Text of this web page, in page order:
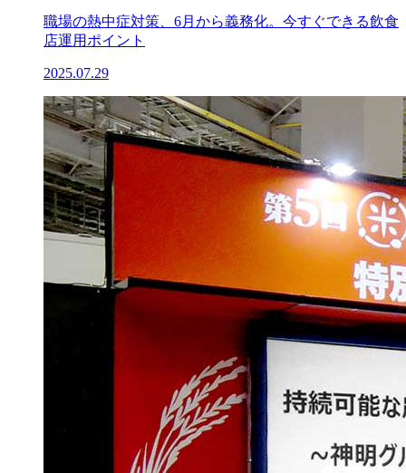
職場の熱中症対策、6月から義務化。今すぐできる飲食
店運用ポイント
2025.07.29